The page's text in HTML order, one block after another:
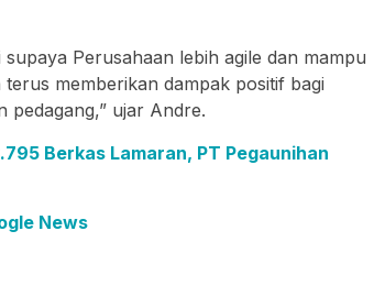
Perusahaan lebih agile dan mampu
memberikan dampak positif bagi
pedagang,” ujar Andre.
Berkas Lamaran, PT Pegaunihan
News